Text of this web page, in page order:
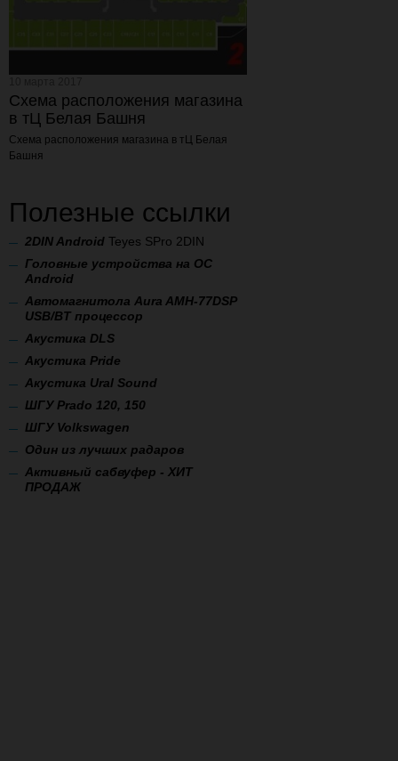
Схема расположения магазина
в тЦ Белая Башня
Схема расположения магазина в тЦ Белая
Башня
Полезные ссылки
2DIN Android Teyes SPro 2DIN
Головные устройства на ОС
Android
Автомагнитола Aura AMH-77DSP
USB/BT процессор
Акустика DLS
Акустика Pride
Акустика Ural Sound
ШГУ Prado 120, 150
ШГУ Volkswagen
Один из лучших радаров
Активный сабвуфер - ХИТ
ПРОДАЖ